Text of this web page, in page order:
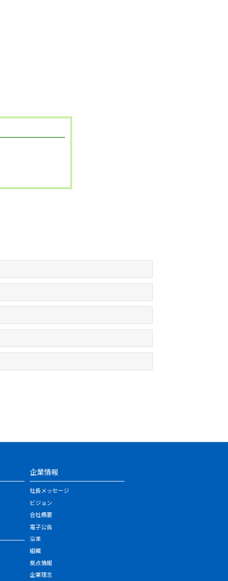
企業情報
社長メッセージ
ビジョン
会社概要
電子公告
沿革
組織
拠点情報
企業理念